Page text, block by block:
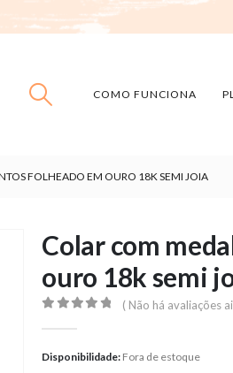
COMO FUNCIONA
FOLHEADO EM OURO 18K SEMI JOIA
Colar com
ouro 18k semi
( Não há avaliações
Disponibilidade: Fora de estoque